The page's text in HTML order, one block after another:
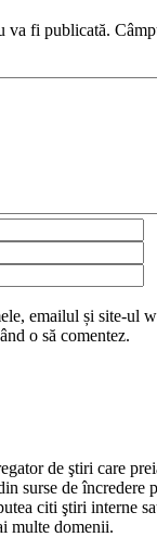
va fi publicată.
emailul și site-ul
o să comentez.
de ştiri care
surse de încredere
citi ştiri interne
multe domenii.